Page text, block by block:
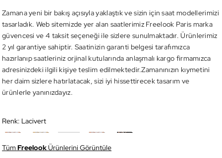
Zamana yeni bir bakış açısıyla yaklaştık ve sizin için saat modellerimizi
tasarladık. Web sitemizde yer alan saatlerimiz Freelook Paris marka
güvencesi ve 4 taksit seçeneği ile sizlere sunulmaktadır. Ürünlerimiz
2 yıl garantiye sahiptir. Saatinizin garanti belgesi tarafımızca
hazırlanıp saatleriniz orjinal kutularında anlaşmalı kargo firmamızca
adresinizdeki ilgili kişiye teslim edilmektedir.Zamanınızın kıymetini
her daim sizlere hatırlatacak, sizi iyi hissettirecek tasarım ve
ürünlerle yanınızdayız.
Renk: Lacivert
TümFreelookÜrünlerini Görüntüle